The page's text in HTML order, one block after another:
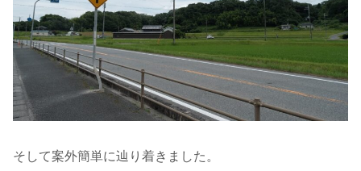
そして案外簡単に辿り着きました。